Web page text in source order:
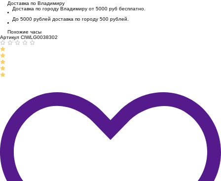
Доставка по Владимиру
Доставка по городу Владимиру от 5000 руб бесплатно.
До 5000 рублей доставка по городу 500 рублей.
Похожие часы
Артикул CIWLG0038302